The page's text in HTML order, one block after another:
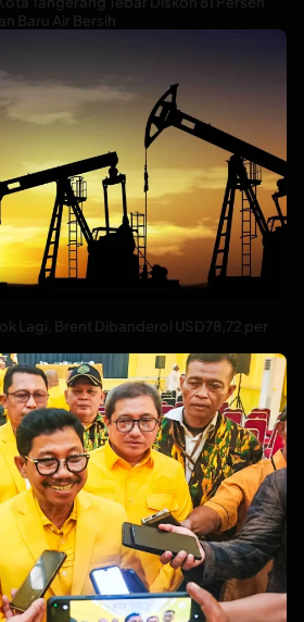
Baru Air Bersih
Lagi, Brent Dibanderol USD78,72 per